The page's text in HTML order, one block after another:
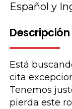
Español y
Está
cita
Tenemos
pierda este